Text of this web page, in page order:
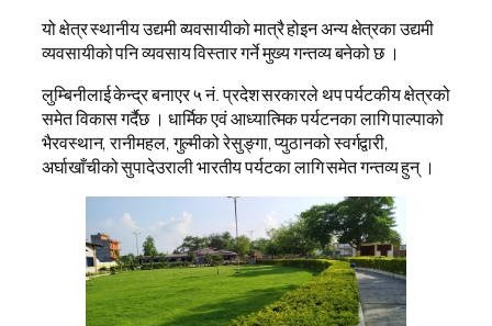
यो क्षेत्र स्थानीय उद्यमी व्यवसायीको मात्रै होइन अन्य क्षेत्रका उद्यमी
व्यवसायीको पनि व्यवसाय विस्तार गर्ने मुख्य गन्तव्य बनेको छ ।
लुम्बिनीलाई केन्द्र बनाएर ५ नं. प्रदेश सरकारले थप पर्यटकीय क्षेत्रको
समेत विकास गर्दैछ । धार्मिक एवं आध्यात्मिक पर्यटनका लागि पाल्पाको
भैरवस्थान, रानीमहल, गुल्मीको रेसुङ्गा, प्युठानको स्वर्गद्वारी,
अर्घाखाँचीको सुपादेउराली भारतीय पर्यटका लागि समेत गन्तव्य हुन् ।